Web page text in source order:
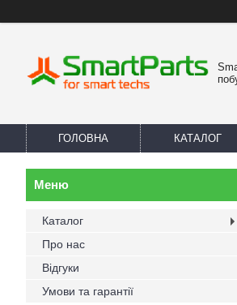
ГОЛОВНА КАТАЛОГ
Каталог
Про нас
Відгуки
Умови та гарантії